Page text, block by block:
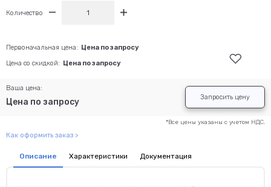
Количество
Ваша цена:
Цена по запросу
Первоначальная цена: Цена по запросу
Цена со скидкой: Цена по запросу
*Все цены указаны с учетом НДС.
Запросить цену
Как оформить заказ >
Описание Характеристики Документация